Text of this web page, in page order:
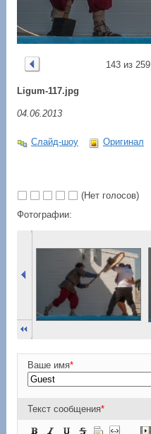
143 из 259
Ligum-117.jpg
04.06.2013
Слайд-шоу Оригинал
(Нет голосов)
Фотографии:
Ваше имя*
Текст сообщения*